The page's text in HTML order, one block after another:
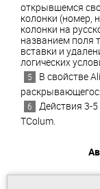
открывшемся
колонки (номер,
колонки на
названием поля
вставки и
логических
В свойстве
Действия 3-
TColum.